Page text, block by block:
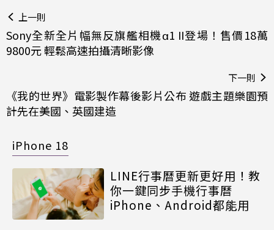
上一則
Sony全新全片幅無反旗艦相機α1 II登場！售價18萬
9800元 輕鬆高速拍攝清晰影像
下一則
《我的世界》電影製作幕後影片公布 遊戲主題樂園預
計先在美國、英國建造
iPhone 18
LINE行事曆更新更好用！教
你一鍵同步手機行事曆
iPhone、Android都能用